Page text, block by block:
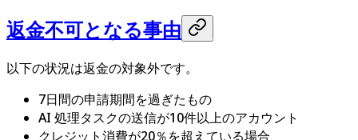
返金不可となる事由
以下の状況は返金の対象外です。
7日間の申請期間を過ぎたもの
AI 処理タスクの送信が10件以上のアカウント
クレジット消費が20％を超えている場合